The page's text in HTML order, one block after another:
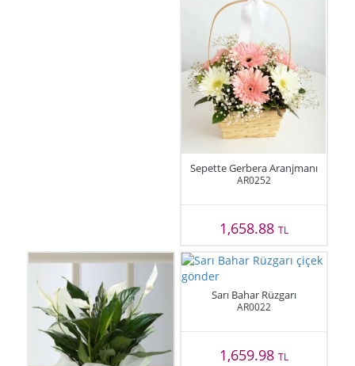
Sepette Gerbera Aranjmanı
AR0252
1,658.88 TL
Sarı Bahar Rüzgarı
AR0022
1,659.98 TL